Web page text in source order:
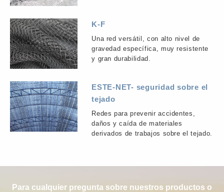
K-F
Una red versátil, con alto nivel de
gravedad específica, muy resistente
y gran durabilidad.
ESTE-NET- seguridad sobre el
tejado
Redes para prevenir accidentes,
daños y caída de materiales
derivados de trabajos sobre el tejado.
Para cualquier pregunta sobre nuestros productos o